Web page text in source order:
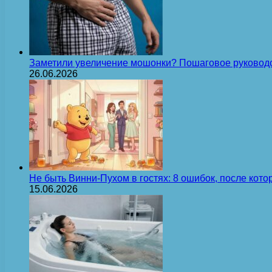
Заметили увеличение мошонки? Пошаговое
26.06.2026
Не быть Винни-Пухом в гостях: 8 ошибок, после
15.06.2026